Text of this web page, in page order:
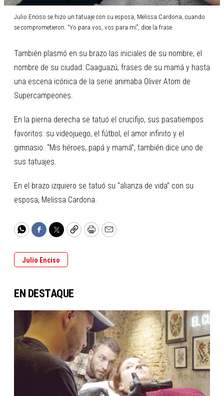
Julio Enciso se hizo un tatuaje con su esposa, Melissa Cardona, cuando
se comprometieron. “Yo para vos, vos para mí”, dice la frase.
También plasmó en su brazo las iniciales de su nombre, el
nombre de su ciudad: Caaguazú, frases de su mamá y hasta
una escena icónica de la serie animaba Oliver Atom de
Supercampeones.
En la pierna derecha se tatuó el crucifijo, sus pasatiempos
favoritos: su videojuego, el fútbol, el amor infinito y el
gimnasio. “Mis héroes, papá y mamá”, también dice uno de
sus tatuajes.
En el brazo izquiero se tatuó su “alianza de vida” con su
esposa, Melissa Cardona.
WhatsApp
Facebook
TwitterCopyPrintEmail
Julio Enciso
EN DESTAQUE